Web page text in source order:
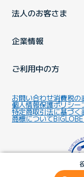
法人のお客さま
企業情報
ご利用中の方
お問い合わせ消費税の
個人情報保護ポリシー
特定商取引法に基づく
商標について